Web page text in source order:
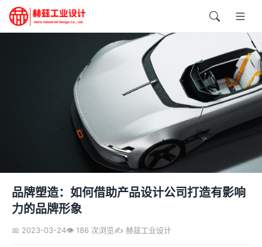
品牌塑造：如何借助产品设计公司打造有影响
力的品牌形象
📅 2023-03-24👁️ 186 次浏览✍️ 赫兹工业设计